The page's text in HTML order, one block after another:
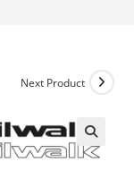
Next Product